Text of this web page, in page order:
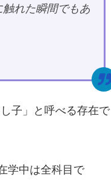
れた瞬間でもあ
子」と呼べる存在で
学中は全科目で